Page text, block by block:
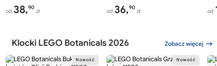
od 38,90
zł od 36,90
zł od
Klocki LEGO Botanicals 2026 Zobacz więcej